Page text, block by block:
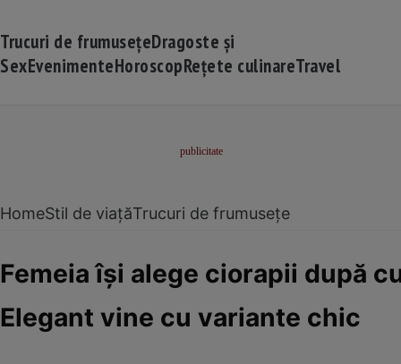
Trucuri de frumusețeDragoste și
SexEvenimenteHoroscopRețete culinareTravel
HomeStil de viațăTrucuri de frumusețe
Femeia își alege ciorapii după
Elegant vine cu variante chic